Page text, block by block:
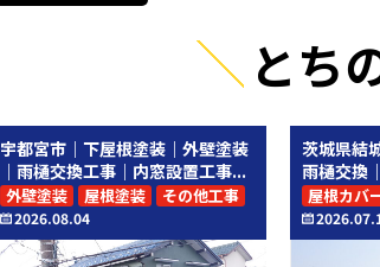
とち
宇都宮市｜下屋根塗装｜外壁塗装
｜雨樋交換工事｜内窓設置工事...
2026.08.04
外壁塗装 屋根塗装 その他工事
茨城県結
雨樋交換
屋根カバ